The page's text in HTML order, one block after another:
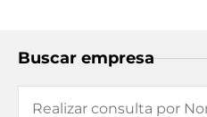
Buscar empresa